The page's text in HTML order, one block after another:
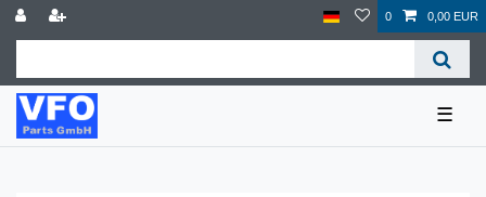
0 0,00 EUR
☰